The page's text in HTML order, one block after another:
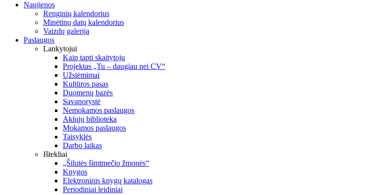
Naujienos
Renginių kalendorius
Minėtinų datų kalendorius
Vaizdų galerija
Paslaugos
Lankytojui
Kaip tapti skaitytoju
Projektas „Tu – daugiau nei CV“
Užsiėmimai
Kultūros pasas
Duomenų bazės
Savanorystė
Nemokamos paslaugos
Aklųjų biblioteka
Mokamos paslaugos
Taisyklės
Darbo laikas
Ištekliai
„Šilutės šimtmečio žmonės“
Knygos
Elektroninis knygų katalogas
Periodiniai leidiniai